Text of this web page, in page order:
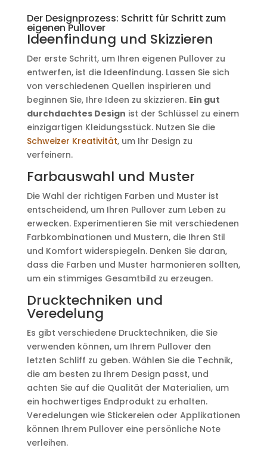
Der Designprozess: Schritt für Schritt zum
eigenen Pullover
Ideenfindung und Skizzieren
Der erste Schritt, um Ihren eigenen Pullover zu
entwerfen, ist die Ideenfindung. Lassen Sie sich
von verschiedenen Quellen inspirieren und
beginnen Sie, Ihre Ideen zu skizzieren. Ein gut
durchdachtes Design ist der Schlüssel zu einem
einzigartigen Kleidungsstück. Nutzen Sie die
Schweizer Kreativität, um Ihr Design zu
verfeinern.
Farbauswahl und Muster
Die Wahl der richtigen Farben und Muster ist
entscheidend, um Ihren Pullover zum Leben zu
erwecken. Experimentieren Sie mit verschiedenen
Farbkombinationen und Mustern, die Ihren Stil
und Komfort widerspiegeln. Denken Sie daran,
dass die Farben und Muster harmonieren sollten,
um ein stimmiges Gesamtbild zu erzeugen.
Drucktechniken und
Veredelung
Es gibt verschiedene Drucktechniken, die Sie
verwenden können, um Ihrem Pullover den
letzten Schliff zu geben. Wählen Sie die Technik,
die am besten zu Ihrem Design passt, und
achten Sie auf die Qualität der Materialien, um
ein hochwertiges Endprodukt zu erhalten.
Veredelungen wie Stickereien oder Applikationen
können Ihrem Pullover eine persönliche Note
verleihen.